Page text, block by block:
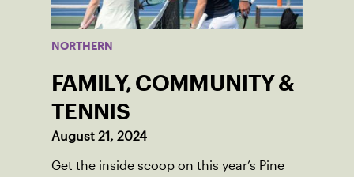
NORTHERN
FAMILY, COMMUNITY &
TENNIS
August 21, 2024
Get the inside scoop on this year’s Pine